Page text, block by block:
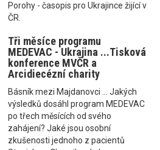
Porohy - časopis pro Ukrajince žijící v
ČR.
Tři měsíce programu
MEDEVAC - Ukrajina ...Tisková
konference MVČR a
Arcidiecézní charity
Básník mezi Majdanovci ... Jakých
výsledků dosáhl program MEDEVAC
po třech měsících od svého
zahájení? Jaké jsou osobní
zkušenosti jednoho z pacientů